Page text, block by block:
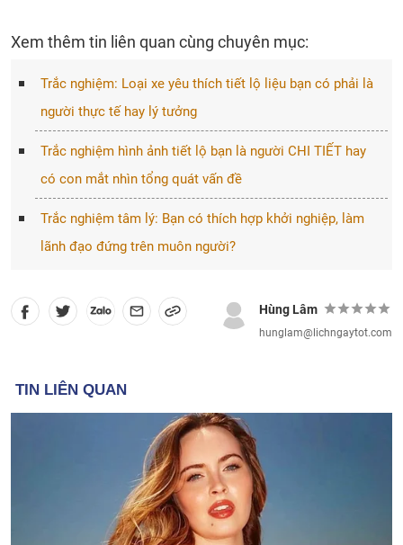
Xem thêm tin liên quan cùng chuyên mục:
Trắc nghiệm: Loại xe yêu thích tiết lộ liệu bạn có phải là
người thực tế hay lý tưởng
Trắc nghiệm hình ảnh tiết lộ bạn là người CHI TIẾT hay
có con mắt nhìn tổng quát vấn đề
Trắc nghiệm tâm lý: Bạn có thích hợp khởi nghiệp, làm
lãnh đạo đứng trên muôn người?
Hùng Lâm
hunglam@lichngaytot.com